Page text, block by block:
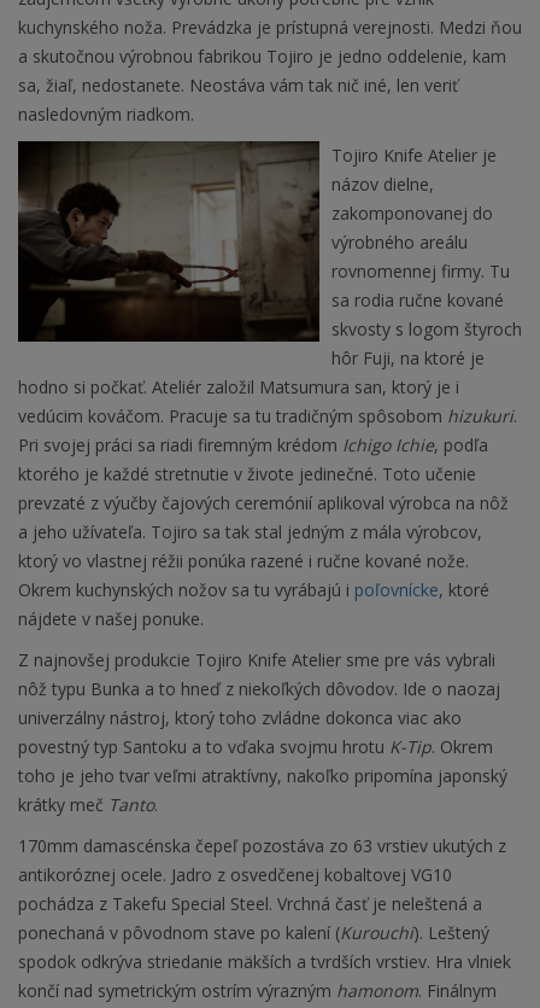
kuchynského noža. Prevádzka je prístupná verejnosti. Medzi ňou
a skutočnou výrobnou fabrikou Tojiro je jedno oddelenie, kam
sa, žiaľ, nedostanete. Neostáva vám tak nič iné, len veriť
nasledovným riadkom.
Tojiro Knife Atelier je
názov dielne,
zakomponovanej do
výrobného areálu
rovnomennej firmy. Tu
sa rodia ručne kované
skvosty s logom štyroch
hôr Fuji, na ktoré je
hodno si počkať. Ateliér založil Matsumura san, ktorý je i
vedúcim kováčom. Pracuje sa tu tradičným spôsobom hizukuri.
Pri svojej práci sa riadi firemným krédom Ichigo Ichie, podľa
ktorého je každé stretnutie v živote jedinečné. Toto učenie
prevzaté z výučby čajových ceremónií aplikoval výrobca na nôž
a jeho užívateľa. Tojiro sa tak stal jedným z mála výrobcov,
ktorý vo vlastnej réžii ponúka razené i ručne kované nože.
Okrem kuchynských nožov sa tu vyrábajú i poľovnícke, ktoré
nájdete v našej ponuke.
Z najnovšej produkcie Tojiro Knife Atelier sme pre vás vybrali
nôž typu Bunka a to hneď z niekoľkých dôvodov. Ide o naozaj
univerzálny nástroj, ktorý toho zvládne dokonca viac ako
povestný typ Santoku a to vďaka svojmu hrotu K-Tip. Okrem
toho je jeho tvar veľmi atraktívny, nakoľko pripomína japonský
krátky meč Tanto.
170mm damascénska čepeľ pozostáva zo 63 vrstiev ukutých z
antikoróznej ocele. Jadro z osvedčenej kobaltovej VG10
pochádza z Takefu Special Steel. Vrchná časť je neleštená a
ponechaná v pôvodnom stave po kalení (Kurouchi). Leštený
spodok odkrýva striedanie mäkších a tvrdších vrstiev. Hra vlniek
končí nad symetrickým ostrím výrazným hamonom. Finálnym